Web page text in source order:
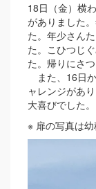
18日（金）横
がありました
た。年少さん
た。こひつじ
た。帰りにさ
また、16日
ャレンジがあ
大喜びでした。
※ 扉の写真は幼